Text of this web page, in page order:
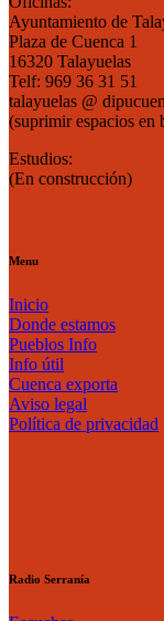
Ayuntamiento de
Plaza de Cuenca 1
16320 Talayuelas
Telf: 969 36 31 51
talayuelas @
(suprimir espacios en
Estudios:
(En construcción)
Menu
Inicio
Donde estamos
Pueblos Info
Info útil
Cuenca exporta
Aviso legal
Política de privacidad
Radio Serranía